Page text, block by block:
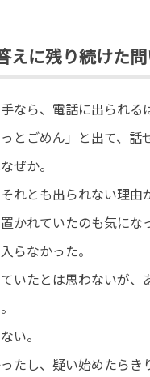
えに残り続けた
なら、電話に出られる
とごめん」と出て、話
ぜか。
れとも出られない理由
かれていたのも気にな
らなかった。
いたとは思わないが、
い。
たし、疑い始めたらき